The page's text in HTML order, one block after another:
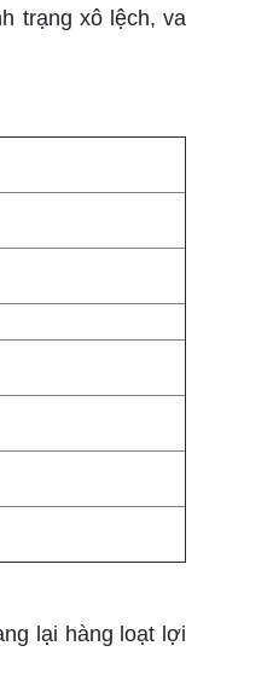
trạng xô lệch, va
lại hàng loạt lợi